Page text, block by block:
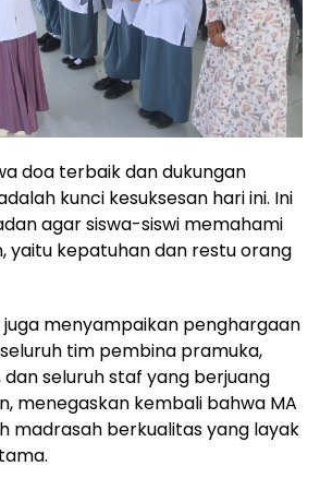
doa terbaik dan dukungan
kunci kesuksesan hari ini. Ini
agar siswa-siswi memahami
yaitu kepatuhan dan restu orang
juga menyampaikan penghargaan
tim pembina pramuka,
seluruh staf yang berjuang
menegaskan kembali bahwa MA
madrasah berkualitas yang layak